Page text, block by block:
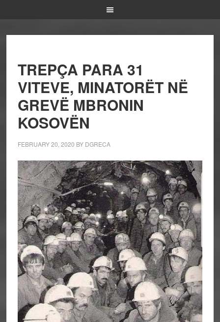
TREPÇA PARA 31
VITEVE, MINATORËT NË
GREVË MBRONIN
KOSOVËN
FEBRUARY 20, 2020 BY DGRECA